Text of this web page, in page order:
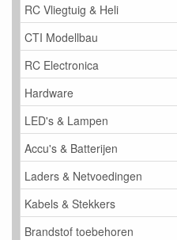
RC Vliegtuig & Heli
CTI Modellbau
RC Electronica
Hardware
LED's & Lampen
Accu's & Batterijen
Laders & Netvoedingen
Kabels & Stekkers
Brandstof toebehoren